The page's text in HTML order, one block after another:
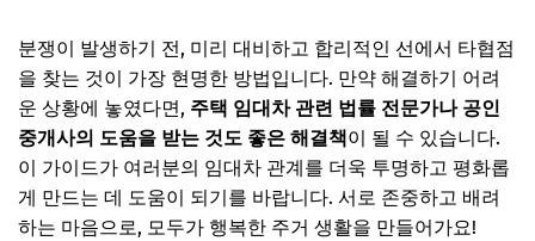
분쟁이 발생하기 전, 미리 대비하고 합리적인 선에서 타협점
을 찾는 것이 가장 현명한 방법입니다. 만약 해결하기 어려
운 상황에 놓였다면, 주택 임대차 관련 법률 전문가나 공인
중개사의 도움을 받는 것도 좋은 해결책이 될 수 있습니다.
이 가이드가 여러분의 임대차 관계를 더욱 투명하고 평화롭
게 만드는 데 도움이 되기를 바랍니다. 서로 존중하고 배려
하는 마음으로, 모두가 행복한 주거 생활을 만들어가요!